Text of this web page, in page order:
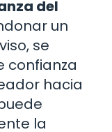
del
un
se
confianza
hacia
la